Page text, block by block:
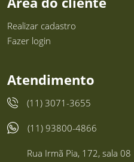
Realizar cadastro
Fazer login
Atendimento
(11) 3071-3655
(11) 93800-4866
Rua Irmã Pia, 172, sala 08